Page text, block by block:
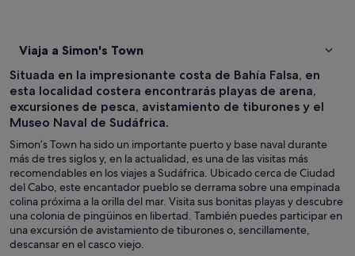
Viaja a Simon's Town
Situada en la impresionante costa de Bahía Falsa, en
esta localidad costera encontrarás playas de arena,
excursiones de pesca, avistamiento de tiburones y el
Museo Naval de Sudáfrica.
Simon’s Town ha sido un importante puerto y base naval durante
más de tres siglos y, en la actualidad, es una de las visitas más
recomendables en los viajes a Sudáfrica. Ubicado cerca de Ciudad
del Cabo, este encantador pueblo se derrama sobre una empinada
colina próxima a la orilla del mar. Visita sus bonitas playas y descubre
una colonia de pingüinos en libertad. También puedes participar en
una excursión de avistamiento de tiburones o, sencillamente,
descansar en el casco viejo.